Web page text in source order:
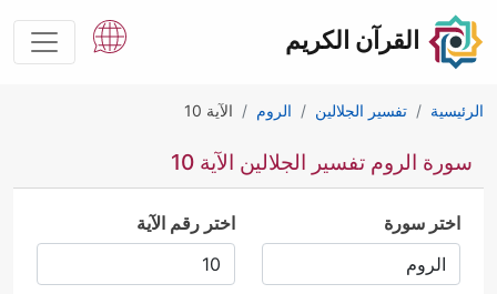
القرآن الكريم
الرئيسية تفسير الجلالين الروم الآية 10
سورة الروم تفسير الجلالين الآية 10
اختر سورة اختر رقم الآية